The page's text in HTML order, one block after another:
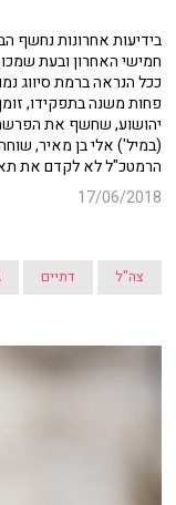
בידיעות אחרונות נחשף
חמישי האחרון ובעת
ככל הנראה ברמת סיווג
פחות משנה בתפקידו,
יהושוע, שחשף את
(במיל') אלי בן מאיר,
הרמטכ"ל לא לקדם את
17/06/2018
צה"ל דתיים